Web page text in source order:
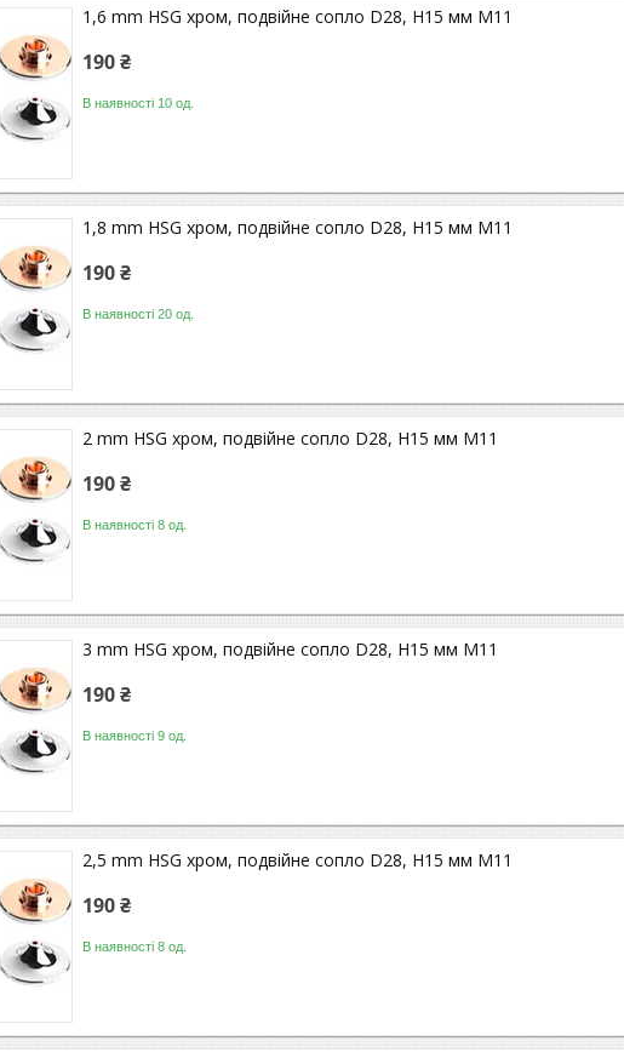
1,6 mm HSG хром, подвійне сопло D28, H15 мм M11
190 ₴
В наявності 10 од.
1,8 mm HSG хром, подвійне сопло D28, H15 мм M11
190 ₴
В наявності 20 од.
2 mm HSG хром, подвійне сопло D28, H15 мм M11
190 ₴
В наявності 8 од.
3 mm HSG хром, подвійне сопло D28, H15 мм M11
190 ₴
В наявності 9 од.
2,5 mm HSG хром, подвійне сопло D28, H15 мм M11
190 ₴
В наявності 8 од.